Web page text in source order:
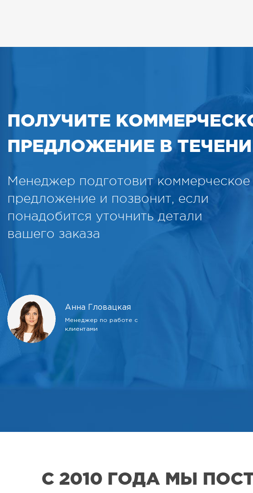
ПОЛУЧИТЕ
ПРЕДЛОЖЕНИЕ В
Менеджер подготовит коммерческое
предложение и позвонит, если
понадобится уточнить детали
вашего заказа
Анна Гловацкая
Менеджер по работе с
клиентами
С 2010 ГОДА МЫ